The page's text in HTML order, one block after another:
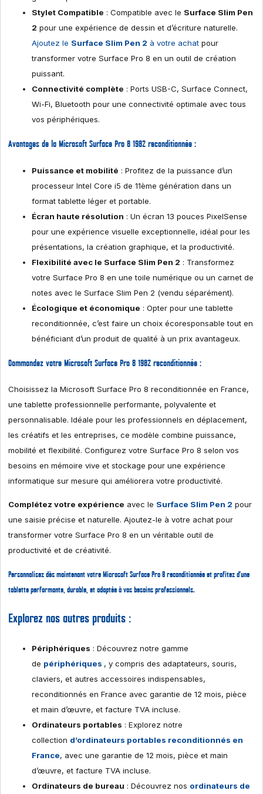
Stylet Compatible : Compatible avec le Surface Slim Pen
2 pour une expérience de dessin et d’écriture naturelle.
Ajoutez le Surface Slim Pen 2 à votre achat pour
transformer votre Surface Pro 8 en un outil de création
puissant.
Connectivité complète : Ports USB-C, Surface Connect,
Wi-Fi, Bluetooth pour une connectivité optimale avec tous
vos périphériques.
Avantages de la Microsoft Surface Pro 8 1982 reconditionnée :
Puissance et mobilité : Profitez de la puissance d’un
processeur Intel Core i5 de 11ème génération dans un
format tablette léger et portable.
Écran haute résolution : Un écran 13 pouces PixelSense
pour une expérience visuelle exceptionnelle, idéal pour les
présentations, la création graphique, et la productivité.
Flexibilité avec le Surface Slim Pen 2 : Transformez
votre Surface Pro 8 en une toile numérique ou un carnet de
notes avec le Surface Slim Pen 2 (vendu séparément).
Écologique et économique : Opter pour une tablette
reconditionnée, c’est faire un choix écoresponsable tout en
bénéficiant d’un produit de qualité à un prix avantageux.
Commandez votre Microsoft Surface Pro 8 1982 reconditionnée :
Choisissez la Microsoft Surface Pro 8 reconditionnée en France,
une tablette professionnelle performante, polyvalente et
personnalisable. Idéale pour les professionnels en déplacement,
les créatifs et les entreprises, ce modèle combine puissance,
mobilité et flexibilité. Configurez votre Surface Pro 8 selon vos
besoins en mémoire vive et stockage pour une expérience
informatique sur mesure qui améliorera votre productivité.
Complétez votre expérience avec le Surface Slim Pen 2 pour
une saisie précise et naturelle. Ajoutez-le à votre achat pour
transformer votre Surface Pro 8 en un véritable outil de
productivité et de créativité.
Personnalisez dès maintenant votre Microsoft Surface Pro 8 reconditionnée et profitez d’une
tablette performante, durable, et adaptée à vos besoins professionnels.
Explorez nos autres produits :
Périphériques : Découvrez notre gamme
de périphériques , y compris des adaptateurs, souris,
claviers, et autres accessoires indispensables,
reconditionnés en France avec garantie de 12 mois, pièce
et main d’œuvre, et facture TVA incluse.
Ordinateurs portables : Explorez notre
collection d’ordinateurs portables reconditionnés en
France, avec une garantie de 12 mois, pièce et main
d’œuvre, et facture TVA incluse.
Ordinateurs de bureau : Découvrez nos ordinateurs de